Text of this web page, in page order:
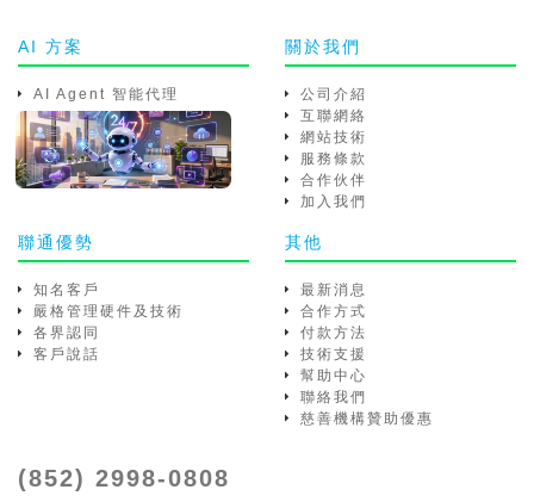
AI 方案
AI Agent 智能代理
關於我們
公司介紹
互聯網絡
網站技術
服務條款
合作伙伴
加入我們
聯通優勢
知名客戶
嚴格管理硬件及技術
各界認同
客戶說話
其他
最新消息
合作方式
付款方法
技術支援
幫助中心
聯絡我們
慈善機構贊助優惠
(852) 2998-0808